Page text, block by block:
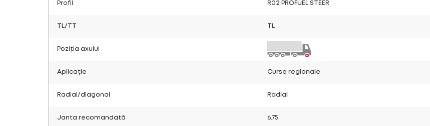
Profil R02 PROFUEL STEER
TL/TT
Poziția axului
Aplicație Curse regionale
Radial/diagonal Radial
Janta recomandată 6.75